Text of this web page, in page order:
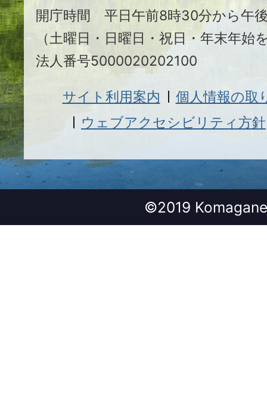
開庁時間 平日午前8時30分から午
（土曜日・日曜日・祝日・年末年始
法人番号5000020202100
サイト利用案内
個人情報の取
ウェブアクセシビリティ方針
©2019